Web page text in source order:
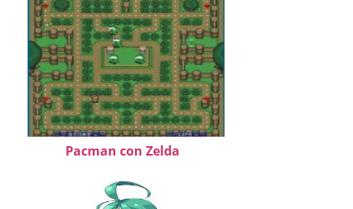
Pacman con Zelda